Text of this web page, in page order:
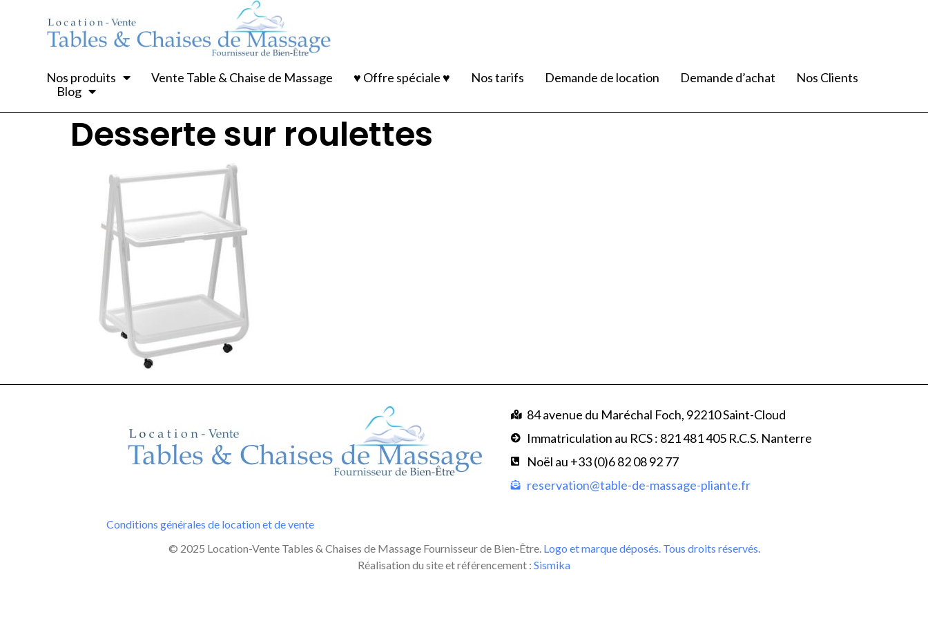
Nos produits Vente Table & Chaise de Massage ♥ Offre spéciale ♥ Nos tarifs Demande de location Demande d’achat
Nos Clients
Blog
Desserte sur roulettes
84 avenue du Maréchal Foch, 92210 Saint-Cloud
Immatriculation au RCS : 821 481 405 R.C.S. Nanterre
Noël au +33 (0)6 82 08 92 77
reservation@table-de-massage-pliante.fr
Conditions générales de location et de vente
© 2025 Location-Vente Tables & Chaises de Massage Fournisseur de Bien-Être. Logo et marque déposés. Tous droits réservés
Réalisation du site et référencement : Sismika